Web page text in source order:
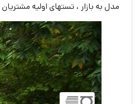
مدل به بازار ، تستهای اولیه